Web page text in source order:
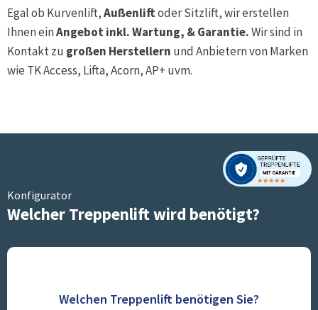
Egal ob Kurvenlift,Außenliftoder Sitzlift, wir erstellen
Ihnen einAngebot inkl. Wartung, & Garantie.Wir sind in
Kontakt zu großen Herstellern und Anbietern von Marken
wie TK Access, Lifta, Acorn, AP+ uvm.
Konfigurator
Welcher Treppenlift wird benötigt?
Welchen Treppenlift benötigen Sie?